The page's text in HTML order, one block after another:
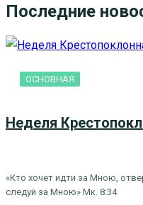
Последние
ОСНОВНАЯ
Неделя
«Кто хочет идти за Мною,
следуй за Мною» Мк. 8:34